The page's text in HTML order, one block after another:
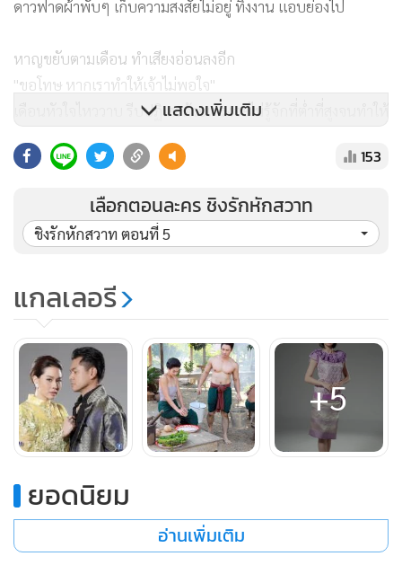
ดาวฟาดผ้าพั่บๆ เก็บความสงสัยไม่อยู่ ทิ้งงาน แอบย่องไป
หาญขยับตามเดือน ทำเสียงอ่อนลงอีก
"ขอโทษ หากเราทำให้เจ้าไม่พอใจ"
เดือนหัวใจไหววาบ รีบปฏิเสธด้วยเกรงจะไม่รู้จักที่ต่ำที่สูงจนทำให้
"คุณหาญอย่าเอ่ยเยี่ยงนั้นเจ้าค่ะ ไม่มีสิ่งใดที่คุณหาญต้องขอโทษ
"เช่นนั้น เราจะพูดอะไรได้ ถ้าไม่ขอโทษ ก็ขอชมได้ไหม"
"ชม ? ชมเรื่องอันใดหรือเจ้าคะ"
มาลัย เจ้ารำสวยมาก"
"ความงามที่แท้ล้วนมาจากคุณท่าน แม่ของคุณหาญดอกค่ะ เป็น
คุณท่านที่เมตตาให้บ่าวฝึกรำตั้งแต่เยาว์วัย จึงรำพอดูได้"
"พอดูได้ ? ไม่มั้ง รำสวยติดตาเชียวล่ะ เสียอย่างเดียว"
"มีที่เสียด้วยหรือเจ้าคะ"
"เสียตรงที่ เจ้าไม่เสี่ยงมาลัยมาให้เรา"
หาญพูดยิ้มๆ เดือนหน้าแดงก่ำ หลบสายตา หาญขยับมาใกล้
นางจึงเสี่ยงมาลัยให้ชายที่นางต้องใจ...เราไม่ยักได้มาลัยนั้นบ้าง"
เดือนอึ้ง อยากจะสบตาหาญเพราะได้ยินเสียงอ่อนโยนนั้น แต่ใจ
ก็คิดถึงคำพูดแม่นายได้
แสดงเพิ่มเติม
153
เลือกตอนละคร ชิงรักหักสวาท
ชิงรักหักสวาท ตอนที่ 5
แกลเลอรี
+5
ยอดนิยม
อ่านเพิ่มเติม